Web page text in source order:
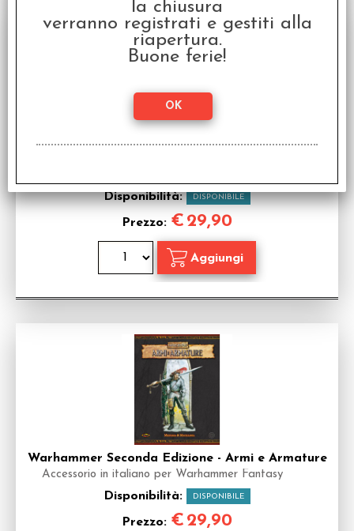
Vecchio Mondo
Disponibilità: DISPONIBILE
Prezzo: € 29,90
Warhammer Seconda Edizione - Armi e Armature
Accessorio in italiano per Warhammer Fantasy
Disponibilità: DISPONIBILE
Prezzo: € 29,90
la chiusura
verranno registrati e gestiti alla
riapertura.
Buone ferie!